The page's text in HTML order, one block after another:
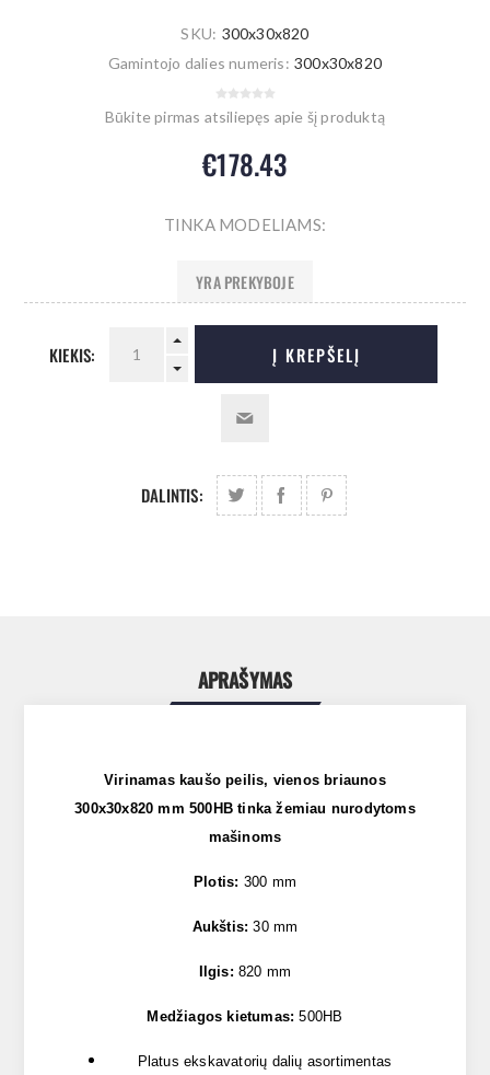
SKU: 300x30x820
Gamintojo dalies numeris: 300x30x820
Būkite pirmas atsiliepęs apie šį produktą
€178.43
TINKA MODELIAMS:
YRA PREKYBOJE
KIEKIS: Į KREPŠELĮ
DALINTIS:
APRAŠYMAS
Virinamas kaušo peilis, vienos briaunos
300x30x820 mm 500HB tinka žemiau nurodytoms
mašinoms
Plotis: 300 mm
Aukštis:30 mm
Ilgis: 820 mm
Medžiagos kietumas: 500HB
Platus ekskavatorių dalių asortimentas